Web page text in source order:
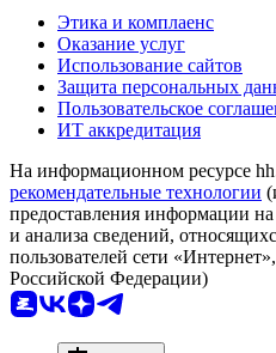
Этика и комплаенс
Оказание услуг
Использование сайтов
Защита персональных
Пользовательское
ИТ аккредитация
На информационном ресурсе
рекомендательные технологии
предоставления информации
и анализа сведений,
пользователей сети
Российской Федерации)